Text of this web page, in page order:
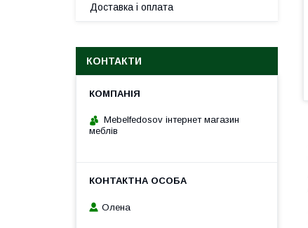
Доставка і оплата
КОНТАКТИ
Mebelfedosov інтернет магазин
меблів
Олена